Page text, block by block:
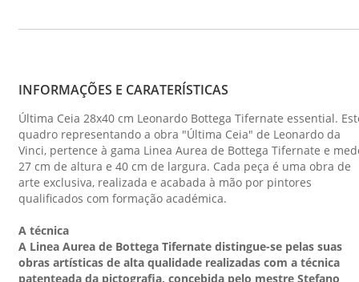
INFORMAÇÕES E CARATERÍSTICAS
Última Ceia 28x40 cm Leonardo Bottega Tifernate essential.
quadro representando a obra "Última Ceia" de Leonardo da
Vinci, pertence à gama Linea Aurea de Bottega Tifernate e
27 cm de altura e 40 cm de largura. Cada peça é uma obra de
arte exclusiva, realizada e acabada à mão por pintores
qualificados com formação académica.
A técnica
A Linea Aurea de Bottega Tifernate distingue-se pelas suas
obras artísticas de alta qualidade realizadas com a técnica
patenteada da pictografia, concebida pelo mestre Stefano